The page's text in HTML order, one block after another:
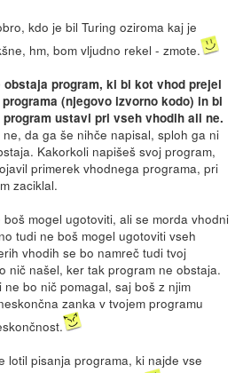
kdo je bil Turing oziroma kaj je
hm, bom vljudno rekel - zmote.
obstaja program, ki bi kot vhod prejel
(njegovo izvorno kodo) in bi
ustavi pri vseh vhodih ali ne.
da ga še nihče napisal, sploh ga ni
Kakorkoli napišeš svoj program,
primerek vhodnega programa, pri
zaciklal.
mogel ugotoviti, ali se morda vhodni
tudi ne boš mogel ugotoviti vseh
vhodih se bo namreč tudi tvoj
nič našel, ker tak program ne obstaja.
bo nič pomagal, saj boš z njim
zanka v tvojem programu
lotil pisanja programa, ki najde vse